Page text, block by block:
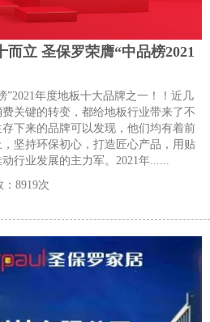
立 圣保罗荣膺“中品榜2021
年度地板十大品牌之一！！近几
关键的转变，都给地板行业带来了不
下来的品牌可以发现，他们均有着前
坚持环保初心，打造匠心产品，用贴
行业发展的主力军。2021年......
8919次